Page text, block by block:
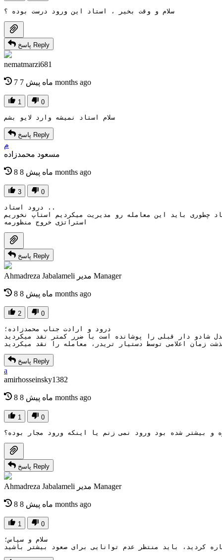
سلام و وقت بخیر ، استاد این ورود درست بوده ؟
پاسخ Reply
nematmarzi681
7 ماه پیش 7 months ago
1 0
سلام استاد نمیشه وارد لایو بشم
پاسخ Reply
م
مسعود محمدزاده
8 ماه پیش 8 months ago
3 0
درود استاد ..
چطوری باید این معامله رو مدیریت میکردیم استاپ نخوریم
استراتژی خروج منظورمه
پاسخ Reply
Ahmadreza Jabalameli مدیر Manager
8 ماه پیش 8 months ago
2 0
درود و ارادت جناب محمدزاده؛
شادو دار قبلی را پوشانده است با ضرر کمتر نقد میکردید.
پاسخ Reply
a
amirhosseinsky1382
8 ماه پیش 8 months ago
1 0
و بیشتر شده بود ورود نمی زنم یا اینکه ورود مجار بوده؟
پاسخ Reply
Ahmadreza Jabalameli مدیر Manager
8 ماه پیش 8 months ago
1 0
سلام و سپاس؛